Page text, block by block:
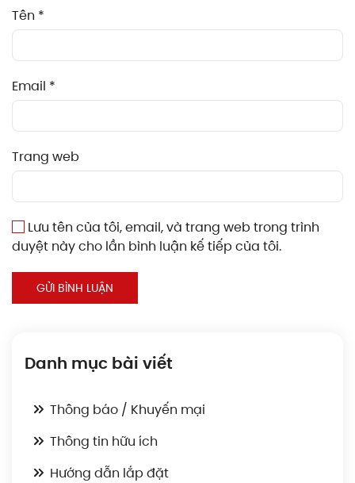
Tên *
Email *
Trang web
Lưu tên của tôi, email, và trang web trong trình
duyệt này cho lần bình luận kế tiếp của tôi.
GỬI BÌNH LUẬN
Danh mục bài viết
Thông báo / Khuyến mại
Thông tin hữu ích
Hướng dẫn lắp đặt